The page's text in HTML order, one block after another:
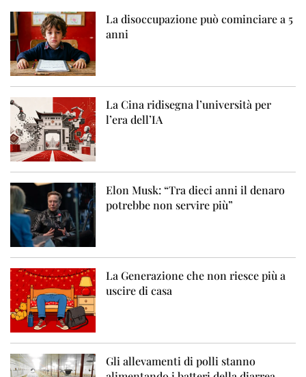
La disoccupazione può cominciare a 5
anni
La Cina ridisegna l’università per
l’era dell’IA
Elon Musk: “Tra dieci anni il denaro
potrebbe non servire più”
La Generazione che non riesce più a
uscire di casa
Gli allevamenti di polli stanno